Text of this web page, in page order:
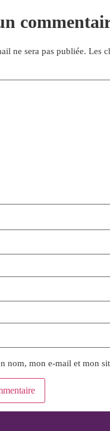
ne sera pas publiée. Les
nom, mon e-mail et mon